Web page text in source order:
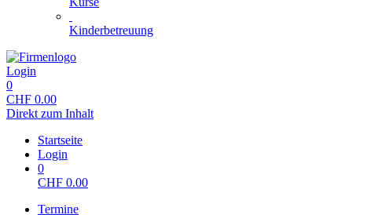
Kinderbetreuung
Login
0
CHF 0.00
Direkt zum Inhalt
Startseite
Login
0
CHF 0.00
Termine